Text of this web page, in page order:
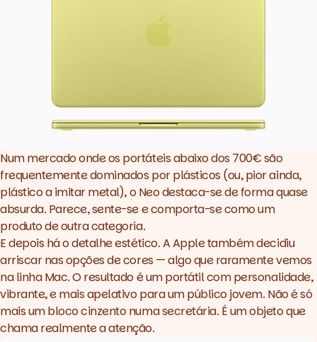
Num mercado onde os portáteis abaixo dos 700€ são
frequentemente dominados por plásticos (ou, pior ainda,
plástico a imitar metal), o Neo destaca-se de forma quase
absurda. Parece, sente-se e comporta-se como um
produto de outra categoria.
E depois há o detalhe estético. A Apple também decidiu
arriscar nas opções de cores — algo que raramente vemos
na linha Mac. O resultado é um portátil com personalidade,
vibrante, e mais apelativo para um público jovem. Não é só
mais um bloco cinzento numa secretária. É um objeto que
chama realmente a atenção.